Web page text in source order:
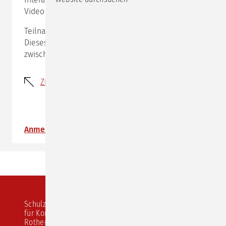
Video dabei sein kannst.
Teilnahmevoraussetzung:
Dieses Angebot richtet sich an junge Erwachsene
zwischen
Zurück
Anmeldung
Schulz von Thun Institut
für Kommunikation
Rothenbaumchaussee 20